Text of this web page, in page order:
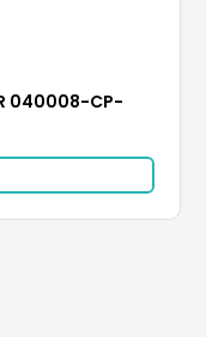
040008-CP-